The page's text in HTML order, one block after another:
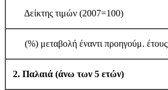
Δείκτης τιμών (2007=100)
(%) μεταβολή έναντι προηγούμ. έτους
2. Παλαιά (άνω των 5 ετών)